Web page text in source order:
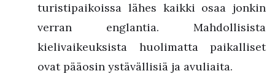
turistipaikoissa lähes kaikki osaa jonkin
verran englantia. Mahdollisista
kielivaikeuksista huolimatta paikalliset
ovat pääosin ystävällisiä ja avuliaita.